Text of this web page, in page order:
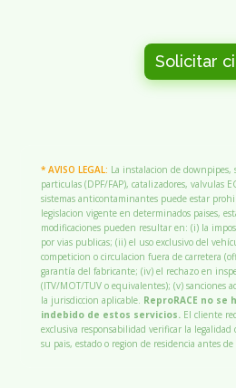
Solicitar
* AVISO LEGAL: La instalacion de
particulas (DPF/FAP), catalizadores, valvulas
sistemas anticontaminantes puede estar
legislacion vigente en determinados paises,
modificaciones pueden resultar en: (i) la
por vias publicas; (ii) el uso exclusivo del
competicion o circulacion fuera de carretera
garantía del fabricante; (iv) el rechazo en
(ITV/MOT/TUV o equivalentes); (v) sanciones
la jurisdiccion aplicable. ReproRACE no
indebido de estos servicios. El cliente
exclusiva responsabilidad verificar la
su pais, estado o region de residencia antes